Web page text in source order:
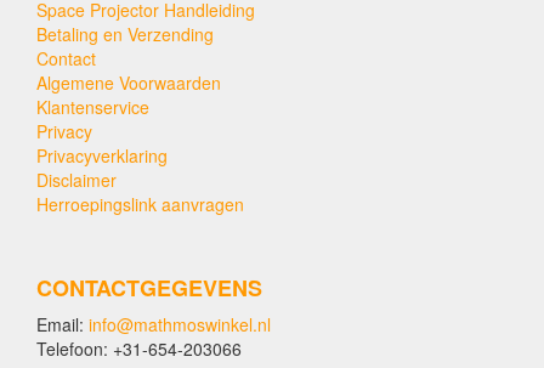
Space Projector Handleiding
Betaling en Verzending
Contact
Algemene Voorwaarden
Klantenservice
Privacy
Privacyverklaring
Disclaimer
Herroepingslink aanvragen
CONTACTGEGEVENS
Email: info@mathmoswinkel.nl
Telefoon: +31-654-203066